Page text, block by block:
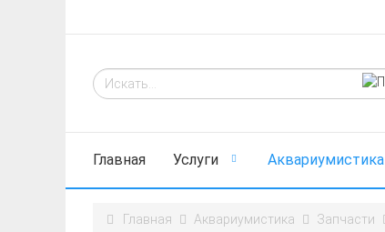
Главная Услуги Аквариумистика
Главная Аквариумистика Запчасти